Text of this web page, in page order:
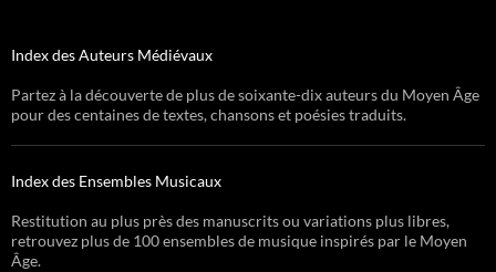
Index des Auteurs Médiévaux
Partez à la découverte de plus de soixante-dix auteurs du Moyen Âge
pour des centaines de textes, chansons et poésies traduits.
Index des Ensembles Musicaux
Restitution au plus près des manuscrits ou variations plus libres,
retrouvez plus de 100 ensembles de musique inspirés par le Moyen
Âge.